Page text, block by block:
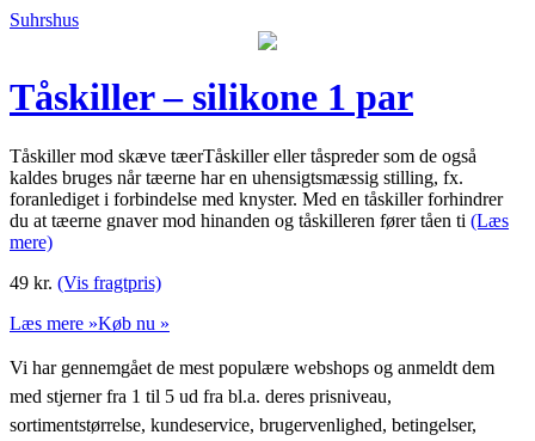
Suhrshus
Tåskiller – silikone 1 par
Tåskiller mod skæve tæerTåskiller eller tåspreder som de også
kaldes bruges når tæerne har en uhensigtsmæssig stilling, fx.
foranlediget i forbindelse med knyster. Med en tåskiller forhindrer
du at tæerne gnaver mod hinanden og tåskilleren fører tåen ti (Læs
mere)
49 kr. (Vis fragtpris)
Læs mere »Køb nu »
Vi har gennemgået de mest populære webshops og anmeldt dem
med stjerner fra 1 til 5 ud fra bl.a. deres prisniveau,
sortimentstørrelse, kundeservice, brugervenlighed, betingelser,